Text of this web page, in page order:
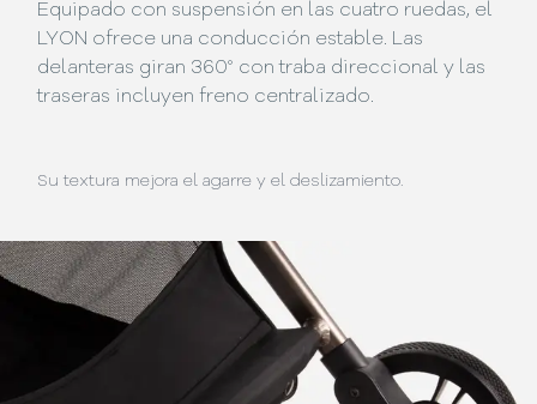
Equipado con suspensión en las cuatro ruedas, el
LYON ofrece una conducción estable. Las
delanteras giran 360° con traba direccional y las
traseras incluyen freno centralizado.
Su textura mejora el agarre y el deslizamiento.